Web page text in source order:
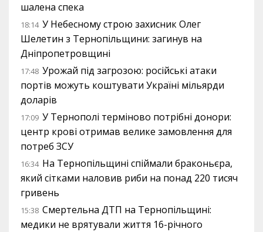
шалена спека
18:14 У Небесному строю захисник Олег
Шелетин з Тернопільщини: загинув на
Дніпропетровщині
17:48 Урожай під загрозою: російські атаки
портів можуть коштувати Україні мільярди
доларів
17:09 У Тернополі терміново потрібні донори:
центр крові отримав велике замовлення для
потреб ЗСУ
16:34 На Тернопільщині спіймали браконьєра,
який сітками наловив риби на понад 220 тисяч
гривень
15:38 Смертельна ДТП на Тернопільщині:
медики не врятували життя 16-річного